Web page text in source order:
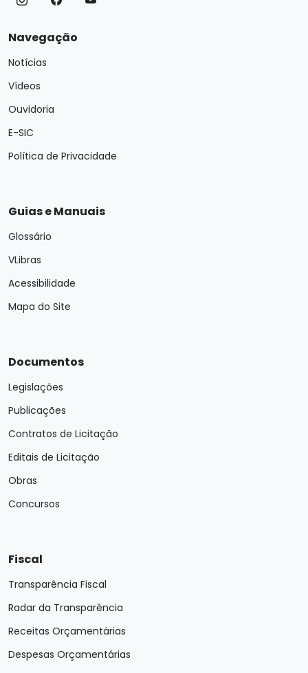
Navegação
Notícias
Vídeos
Ouvidoria
E-SIC
Política de Privacidade
Guias e Manuais
Glossário
VLibras
Acessibilidade
Mapa do Site
Documentos
Legislações
Publicações
Contratos de Licitação
Editais de Licitação
Obras
Concursos
Fiscal
Transparência Fiscal
Radar da Transparência
Receitas Orçamentárias
Despesas Orçamentárias